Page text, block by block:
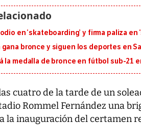
en ‘skateboarding’ y firma paliza en
gana bronce y siguen los deportes en
la medalla de bronce en fútbol sub-21
cuatro de la tarde de un
Rommel Fernández una
la inauguración del certamen